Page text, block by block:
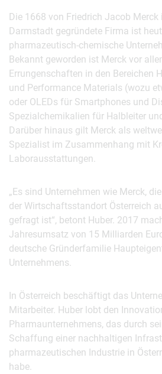
Die 1668 von Friedrich Jacob Merck
Darmstadt gegründete Firma ist
pharmazeutisch-chemische
Bekannt geworden ist Merck vor
Errungenschaften in den Bereichen
und Performance Materials (wozu
oder OLEDs für Smartphones und
Spezialchemikalien für Halbleiter
Darüber hinaus gilt Merck als
Spezialist im Zusammenhang mit
Laborausstattungen.
„Es sind Unternehmen wie Merck,
der Wirtschaftsstandort Österreich
gefragt ist“, betont Huber. 2017
Jahresumsatz von 15 Milliarden
deutsche Gründerfamilie
Unternehmens.
In Österreich beschäftigt das
Mitarbeiter. Huber lobt den
Pharmaunternehmens, das durch
Schaffung einer nachhaltigen
pharmazeutischen Industrie in
habe.